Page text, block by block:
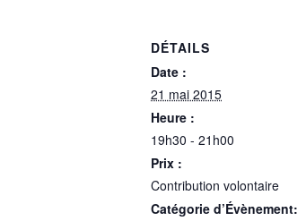
DÉTAILS
Date :
21 mai 2015
Heure :
19h30 - 21h00
Prix :
Contribution volontaire
Catégorie d’Évènement: